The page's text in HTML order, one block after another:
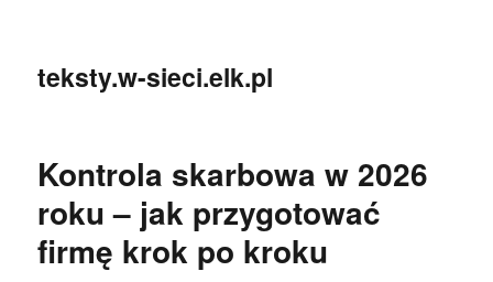
teksty.w-sieci.elk.pl
Kontrola skarbowa w 2026
roku – jak przygotować
firmę krok po kroku